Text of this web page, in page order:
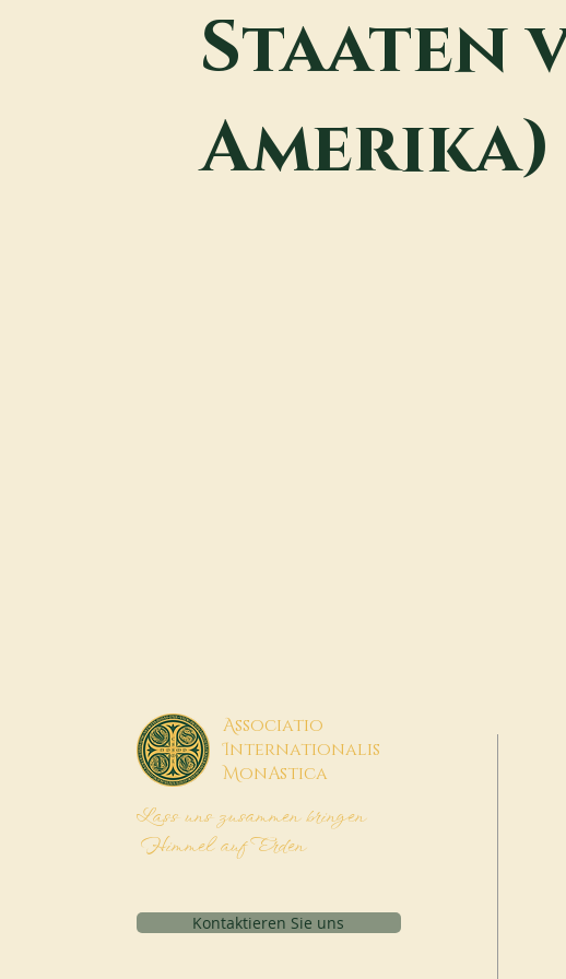
Staaten
Amerika)
Associatio
Internationalis
MonAstica
Lass uns zusammen bringen
Himmel auf Erden
Kontaktieren Sie uns